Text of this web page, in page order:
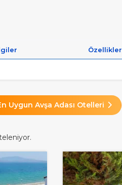
Özellikler
Uygun Avşa Adası Otelleri